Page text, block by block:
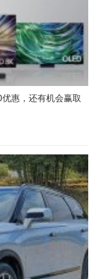
惠，还有机会赢取